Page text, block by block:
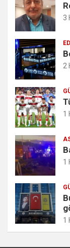
3
2
1
1
1